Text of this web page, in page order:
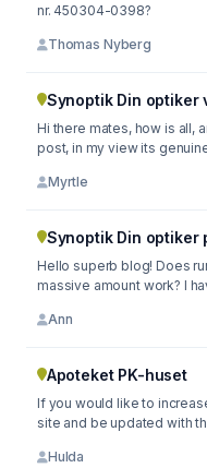
nr. 450304-0398?
Thomas Nyberg
Synoptik Din optiker
Hi there mates, how is all, and
post, in my view its
Myrtle
Synoptik Din optiker
Hello superb blog! Does
massive amount work? I
Ann
Apoteket PK-huset
If you would like to
site and be updated with
Hulda